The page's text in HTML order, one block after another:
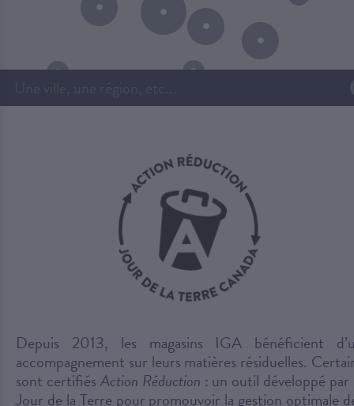
Depuis 2013, les magasins IGA bénéficient
accompagnement sur leurs matières résiduelles.
sont certifiés Action Réduction : un outil développé par
Jour de la Terre pour promouvoir la gestion optimale